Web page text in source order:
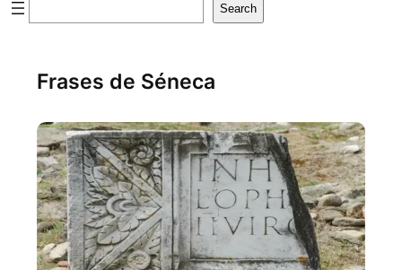
Search
Frases de Séneca